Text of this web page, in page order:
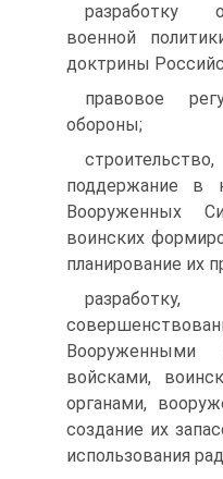
разработку
военной
доктрины
правовое
обороны;
поддержание в
Вооруженных
воинских
планирование их
войсками,
органами,
создание их
использования